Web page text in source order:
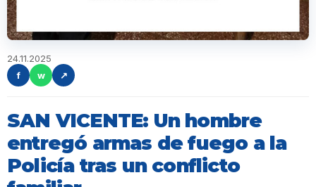
24.11.2025
f
w ↗
SAN VICENTE: Un hombre
entregó armas de fuego a la
Policía tras un conflicto